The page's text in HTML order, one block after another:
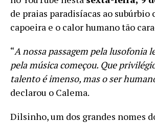
de praias paradisíacas ao
capoeira e o calor humano tão
“A nossa passagem pela lusofonia
pela música começou. Que
talento é imenso, mas o ser
declarou o Calema.
Dilsinho, um dos grandes nomes